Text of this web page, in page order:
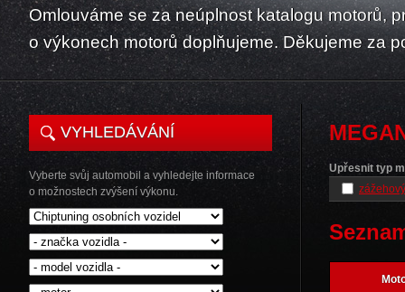
Omlouváme se za neúplnost katalogu motorů,
o výkonech motorů doplňujeme. Děkujeme za
VYHLEDÁVÁNÍ
Vyberte svůj automobil a vyhledejte informace
o možnostech zvýšení výkonu.
Upřesnit typ